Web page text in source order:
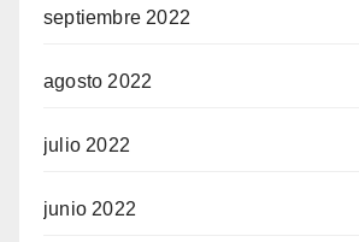
septiembre 2022
agosto 2022
julio 2022
junio 2022